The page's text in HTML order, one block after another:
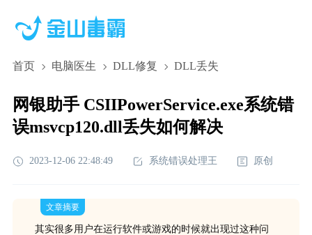
首页 电脑医生 DLL修复 DLL丢失
网银助手 CSIIPowerService.exe系统错
误msvcp120.dll丢失如何解决
2023-12-06 22:48:49 系统错误处理王 原创
文章摘要
其实很多用户在运行软件或游戏的时候就出现过这种问